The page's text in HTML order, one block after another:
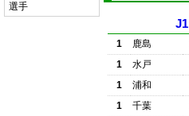
選手
J1
1 鹿島
1
水戸
1
浦和
1
千葉